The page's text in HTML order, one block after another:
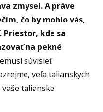
zmysel. A práve
čo by mohlo vás,
kde sa
na pekné
súvisieť
veľa talianskych
talianske